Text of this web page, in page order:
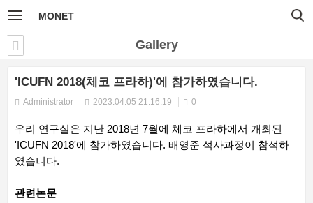
MONET
Gallery
'ICUFN 2018(체코 프라하)'에 참가하였습니다.
Administrator 2023.04.05 21:16:19 0
우리 연구실은 지난 2018년 7월에 체코 프라하에서 개최된
'ICUFN 2018'에 참가하였습니다. 배영준 석사과정이 참석하
였습니다.
관련논문